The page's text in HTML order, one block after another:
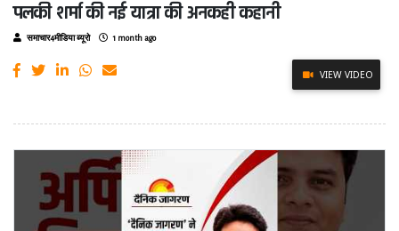
पलकी शर्मा की नई यात्रा की अनकही कहानी
समाचार4मीडिया ब्यूरो 1 month ago
VIEW VIDEO